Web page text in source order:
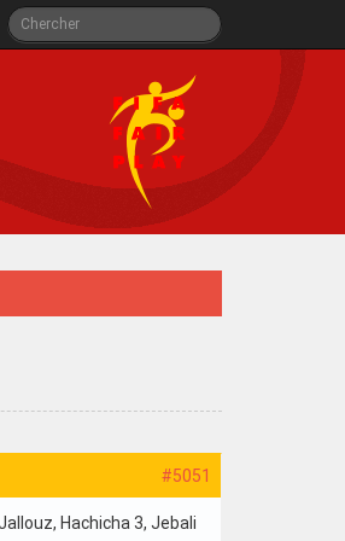
#5051
Hachicha 3, Jebali